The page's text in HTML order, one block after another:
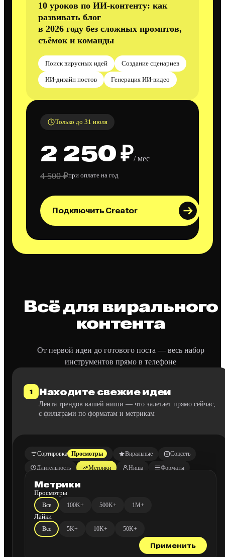
10 уроков по ИИ-контенту: как
развивать блог
в 2026 году без сложных промптов,
съёмок и команды
Поиск вирусных идей Создание сценариев
ИИ-дизайн постов Генерация ИИ-видео
Только до 31 июля
2 250 ₽/ мес
4 500 ₽при оплате на год
Подключить Creator
Всё для вирального
контента
От первой идеи до готового поста — весь набор
инструментов прямо в телефоне
1 Находите свежие идеи
Лента трендов вашей ниши — что залетает прямо сейчас,
с фильтрами по форматам и метрикам
Сортировка Просмотры Виральные Соцсеть
Длительность Метрики Ниша Форматы
ТОП
257K
103K 79K
Метрики
Просмотры
Все
100K+ 500K+
1M+
Лайки
Все
5K+ 10K+ 50K+
Применить